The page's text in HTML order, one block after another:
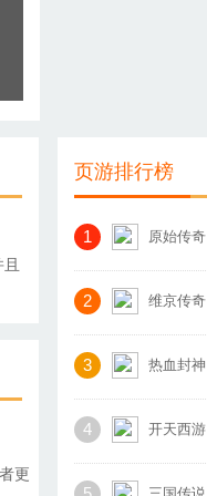
更
页游排行榜
1 原始传奇
2 维京传奇
3 热血封神
4 开天西游